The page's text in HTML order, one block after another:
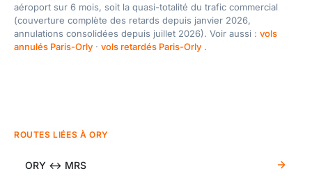
aéroport sur 6 mois, soit la quasi-totalité du trafic commercial
(couverture complète des retards depuis janvier 2026,
annulations consolidées depuis juillet 2026). Voir aussi : vols
annulés Paris-Orly · vols retardés Paris-Orly .
ROUTES LIÉES À ORY
ORY ↔ MRS